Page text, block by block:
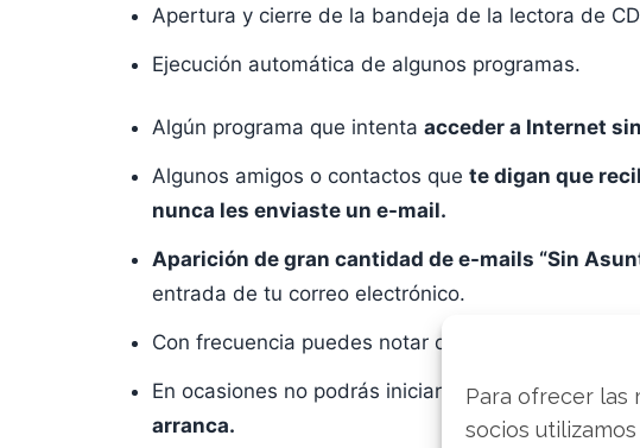
Para ofrecer las
socios
Apertura y cierre de la bandeja de la lectora de
Ejecución automática de algunos programas.
Algún programa que intenta acceder a Internet
Algunos amigos o contactos que te digan que
nunca les enviaste un e-mail.
Aparición de gran cantidad de e-mails “Sin
entrada de tu correo electrónico.
Con frecuencia puedes notar que se bloquea el
En ocasiones no podrás iniciar la computadora,
arranca.